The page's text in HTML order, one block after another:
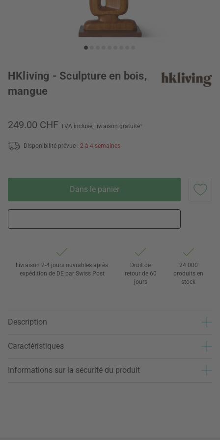
HKliving - Sculpture en bois,
mangue
249.00 CHF TVA incluse, livraison gratuite*
Disponibilité prévue : 2 à 4 semaines
Dans le panier
Livraison 2-4 jours ouvrables après
expédition de DE par Swiss Post
Droit de
retour de 60
jours
24 000
produits en
stock
Description
Caractéristiques
Informations sur la sécurité du produit